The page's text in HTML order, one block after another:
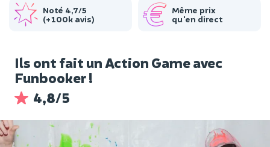
Noté 4,7/5
(+100k avis)
Même prix
qu'en direct
Ils ont fait un Action Game avec
Funbooker !
4,8/5